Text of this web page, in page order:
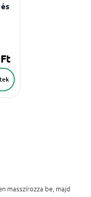
masszírozza be, majd